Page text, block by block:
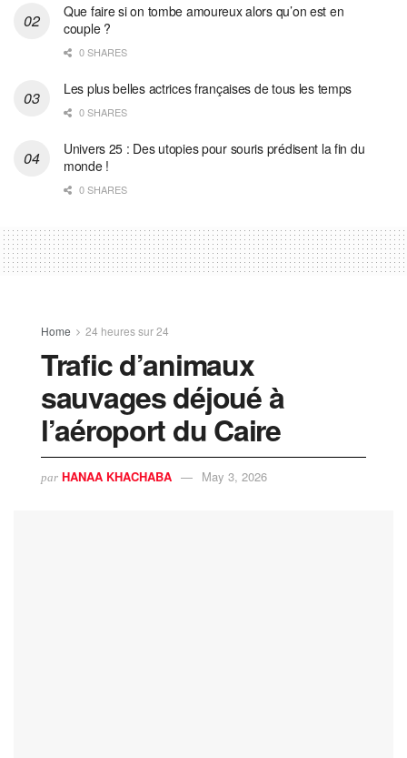
Que faire si on tombe amoureux alors qu’on est en
couple ?
0 SHARES
Les plus belles actrices françaises de tous les temps
0 SHARES
Univers 25 : Des utopies pour souris prédisent la fin du
monde !
0 SHARES
Home 24 heures sur 24
Trafic d’animaux
sauvages déjoué à
l’aéroport du Caire
par HANAA KHACHABA May 3, 2026